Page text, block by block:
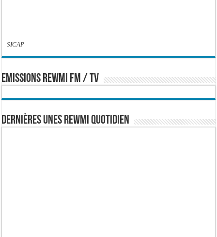
SICAP
EMISSIONS REWMI FM / TV
Dernières Unes Rewmi Quotidien